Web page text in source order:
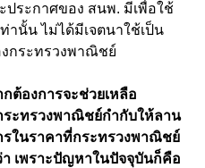
ระกาศของ สนพ. มีเพื่อใช้
านั้น ไม่ได้มีเจตนาใช้เป็น
กระทรวงพาณิชย์
ต้องการจะช่วยเหลือ
ระทรวงพาณิชย์กำกับให้ลาน
รในราคาที่กระทรวงพาณิชย์
เพราะปัญหาในปัจจุบันก็คือ